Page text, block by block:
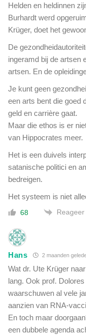
e
p
o
l
t
i
e
Helden en heldinnen
Burhardt werd
Krüger, doet het
De
ingeramd bij de artsen
artsen. En de
Je kunt geen
een arts bent die goed
geld en carrière gaat.
Maar die ethos is er
van Hippocrates meer.
Het is een duivels
satanische politici en
bedreigen.
Het systeem is niet
68 Reageer
Hans 2 maanden
Wat dr. Ute Krüger
lang. Ook prof.
waarschuwen al vele
aanzien van RNA-
En toch maar
een dubbele agenda